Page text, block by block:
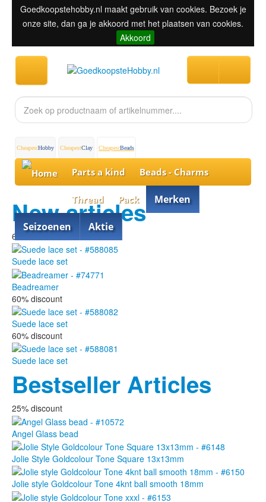
Goedkoopstehobby.nl maakt gebruik van cookies. Bezoek je
onze site, dan ga je akkoord met het plaatsen van cookies.
Akkoord
CheapestHobby CheapestClay CheapestBeads
Parts a kind Beads - Charms
Thread Pack Merken
Seizoenen Aktie
New articles
60% discount
Suede lace set
Beadreamer
60% discount
Suede lace set
60% discount
Suede lace set
Bestseller Articles
25% discount
Angel Glass bead
Jolie Style Goldcolour Tone Square 13x13mm
Jolie style Goldcolour Tone 4knt ball smooth 18mm